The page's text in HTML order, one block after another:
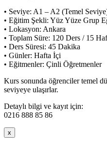
• Seviye: A1 – A2 (Temel
• Eğitim Şekli: Yüz Yüze Grup
• Lokasyon: Ankara
• Toplam Süre: 120 Ders / 15
• Ders Süresi: 45 Dakika
• Günler: Hafta İçi
• Eğitmenler: Çinli Öğretmenler
Kurs sonunda öğrenciler temel
seviyeye ulaşırlar.
Detaylı bilgi ve kayıt için:
0216 888 85 86
x